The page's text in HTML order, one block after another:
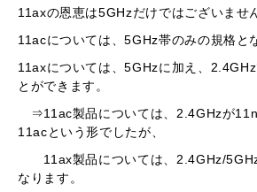
11axの恩恵は5GHzだけではございませ
11acについては、5GHz帯のみの規格と
11axについては、5GHzに加え、
とができます。
⇒11ac製品については、2.4GHzが
11acという形でしたが、
11ax製品については、2.4GHz/5GHz
なります。